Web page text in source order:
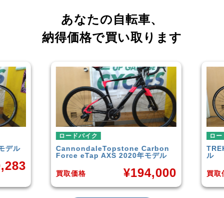
あなたの自転車、
納得価格で買い取ります
デル
ロードバイク
CannondaleTopstone Carbon
Force eTap AXS 2020年モデル
買取価格 ¥194,000
ロー
ル
買取